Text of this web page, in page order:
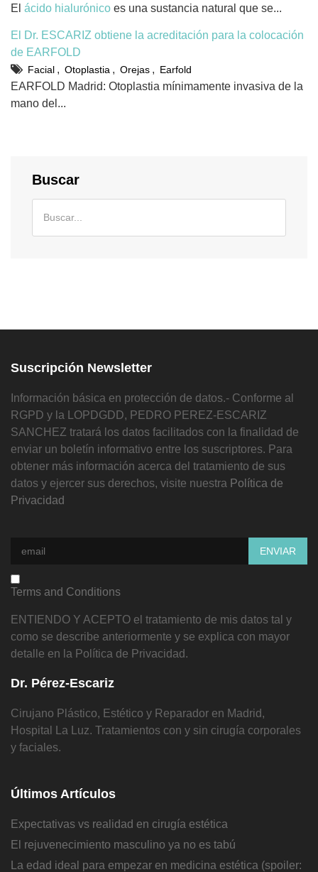
El ácido hialurónico es una sustancia natural que se...
El Dr. ESCARIZ obtiene la acreditación para la colocación
de EARFOLD
Facial , Otoplastia , Orejas , Earfold
EARFOLD Madrid: Otoplastia mínimamente invasiva de la
mano del...
Buscar
Suscripción Newsletter
Información básica en protección de datos.- Conforme al
RGPD y la LOPDGDD, PEDRO PEREZ-ESCARIZ
SANCHEZ tratará los datos facilitados con la finalidad de
enviar un boletín informativo entre los suscriptores. Para
obtener más información acerca del tratamiento de sus
datos y ejercer sus derechos, visite nuestra Política de
Privacidad
Terms and Conditions
ENTIENDO Y ACEPTO el tratamiento de mis datos tal y
como se describe anteriormente y se explica con mayor
detalle en la Política de Privacidad.
Dr. Pérez-Escariz
Cirujano Plástico, Estético y Reparador en Madrid,
Hospital La Luz. Tratamientos con y sin cirugía corporales
y faciales.
Últimos Artículos
Expectativas vs realidad en cirugía estética
El rejuvenecimiento masculino ya no es tabú
La edad ideal para empezar en medicina estética (spoiler: